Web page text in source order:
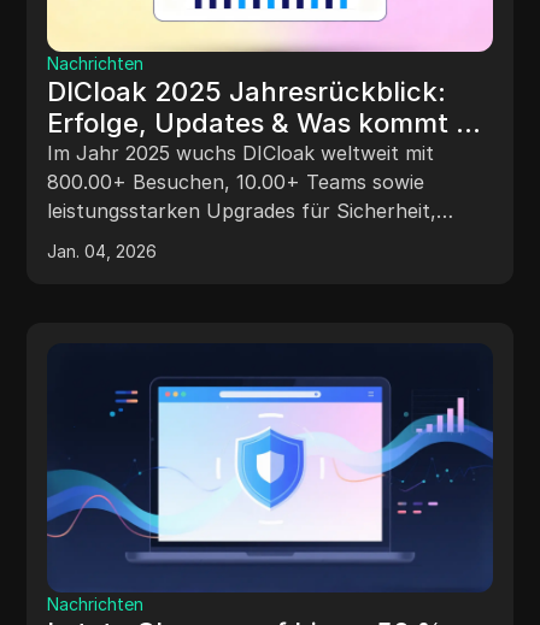
Nachrichten
DICloak 2025 Jahresrückblick:
Erfolge, Updates & Was kommt als
Nächstes
Im Jahr 2025 wuchs DICloak weltweit mit
800.00+ Besuchen, 10.00+ Teams sowie
leistungsstarken Upgrades für Sicherheit,
Automatisierung und KI – was den Grundstein
für 2026 bereitete.
Jan. 04, 2026
Nachrichten